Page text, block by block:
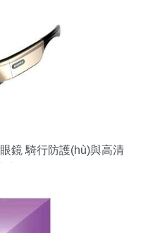
鏡 騎行防護(hù)與高清